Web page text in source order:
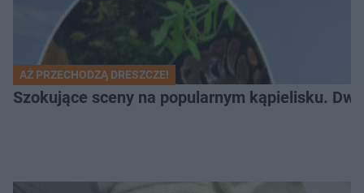
AŻ PRZECHODZĄ DRESZCZE!
Szokujące sceny na popularnym kąpielisku.